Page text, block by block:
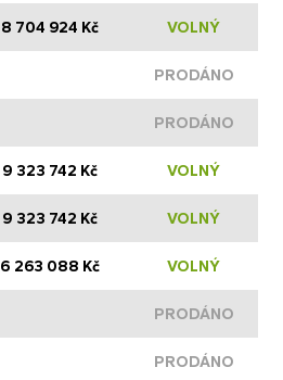
8 704 924 Kč VOLNÝ
PRODÁNO
PRODÁNO
9 323 742 Kč VOLNÝ
9 323 742 Kč VOLNÝ
6 263 088 Kč VOLNÝ
PRODÁNO
PRODÁNO